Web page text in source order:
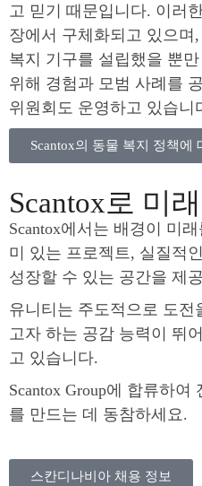
고 믿기 때문입니다. 이러
장에서 구체화되고 있으
복지 기구를 설립했을 뿐
위해 경험과 모범 사례를
위원회도 운영하고 있습니
Scantox의 동물 복지 정책에
Scantox로 미
Scantox에서는 배경이 미
미 있는 프로젝트, 실질적
성장할 수 있는 공간을 제
유니티는 주도적으로 도
고자 하는 공감 능력이 뛰
고 있습니다.
Scantox Group에 합류하
를 만드는 데 동참하세요.
스칸디나비아 채용 정보